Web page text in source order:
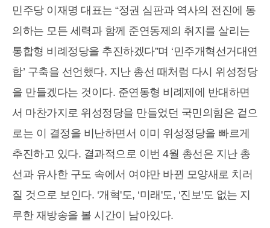
민주당 이재명 대표는 “정권 심판과 역사의 전진에 동
의하는 모든 세력과 함께 준연동제의 취지를 살리는
통합형 비례정당을 추진하겠다”며 ‘민주개혁선거대연
합’ 구축을 선언했다. 지난 총선 때처럼 다시 위성정당
을 만들겠다는 것이다. 준연동형 비례제에 반대하면
서 마찬가지로 위성정당을 만들었던 국민의힘은 겉으
로는 이 결정을 비난하면서 이미 위성정당을 빠르게
추진하고 있다. 결과적으로 이번 4월 총선은 지난 총
선과 유사한 구도 속에서 여야만 바뀐 모양새로 치러
질 것으로 보인다. ‘개혁'도, ‘미래'도, ‘진보'도 없는 지
루한 재방송을 볼 시간이 남아있다.